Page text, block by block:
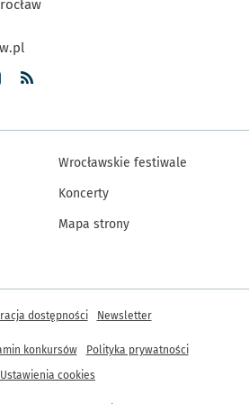
Wrocławskie festiwale
Koncerty
Mapa strony
dostępności Newsletter
konkursów
Polityka prywatności
Ustawienia cookies